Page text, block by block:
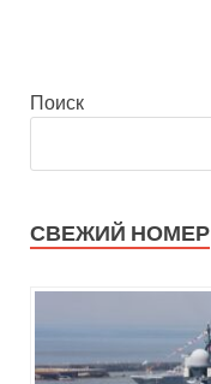
Поиск
СВЕЖИЙ НОМЕР